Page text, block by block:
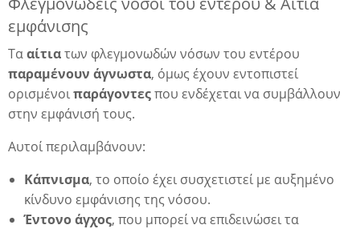
εμφάνισης
Τααίτιατων φλεγμονωδών νόσων του εντέρου
παραμένουν άγνωστα, όμως έχουν εντοπιστεί
ορισμένοιπαράγοντεςπου ενδέχεται να συμβάλλουν
στην εμφάνισή τους.
Αυτοί περιλαμβάνουν:
Κάπνισμα, το οποίο έχει συσχετιστεί με αυξημένο
κίνδυνο εμφάνισης της νόσου.
Έντονο άγχος, που μπορεί να επιδεινώσει τα